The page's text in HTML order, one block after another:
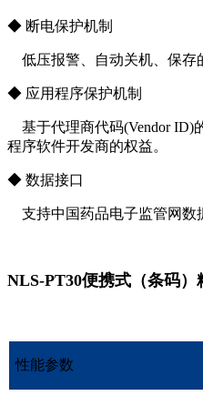
◆ 断电保护机制
低压报警、自动关机、保
◆ 应用程序保护机制
基于代理商代码(Vendor ID)的
程序软件开发商的权益。
◆ 数据接口
支持中国药品电子监管网数据
NLS-PT30便携式（条码
性能参数